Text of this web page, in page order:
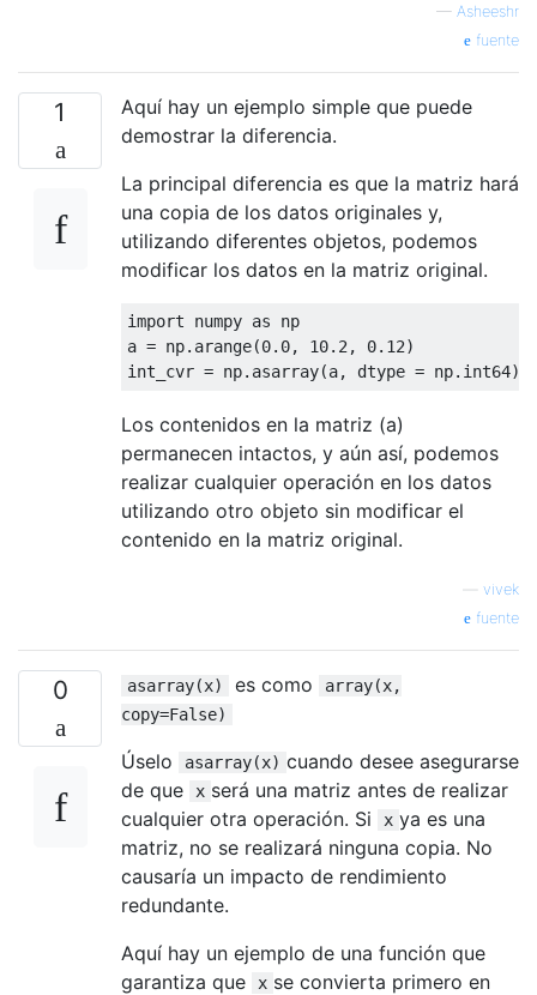
— Asheeshr
fuente
1
Aquí hay un ejemplo simple que puede
demostrar la diferencia.
La principal diferencia es que la matriz hará
una copia de los datos originales y,
utilizando diferentes objetos, podemos
modificar los datos en la matriz original.
import numpy as np
a = np. arange(0.0, 10.2 , 0.12)
int_cvr = np. asarray(a, dtype = np. int64)
Los contenidos en la matriz (a)
permanecen intactos, y aún así, podemos
realizar cualquier operación en los datos
utilizando otro objeto sin modificar el
contenido en la matriz original.
vivek
fuente
0 asarray(x) es como
array(x,
copy=False)
Úselo asarray(x) cuando desee asegurarse
de que
x será una matriz antes de realizar
cualquier otra operación. Si
x ya es una
matriz, no se realizará ninguna copia. No
causaría un impacto de rendimiento
redundante.
Aquí hay un ejemplo de una función que
garantiza que
x se convierta primero en